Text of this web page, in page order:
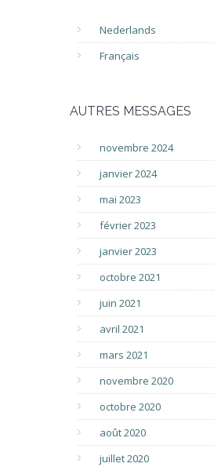
Nederlands
Français
AUTRES MESSAGES
novembre 2024
janvier 2024
mai 2023
février 2023
janvier 2023
octobre 2021
juin 2021
avril 2021
mars 2021
novembre 2020
octobre 2020
août 2020
juillet 2020